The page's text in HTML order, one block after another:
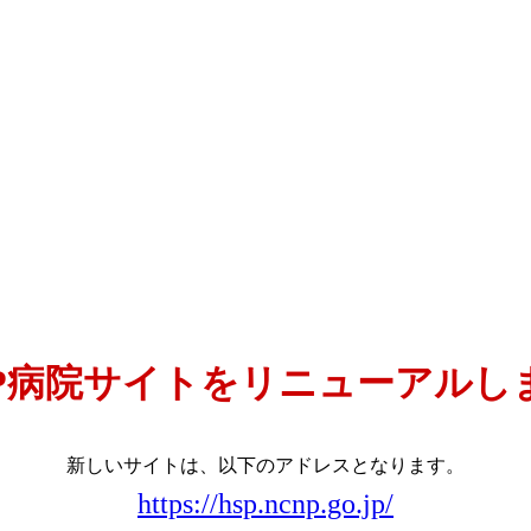
病院サイトをリニューアルし
新しいサイトは、以下のアドレスとなります。
https://hsp.ncnp.go.jp/